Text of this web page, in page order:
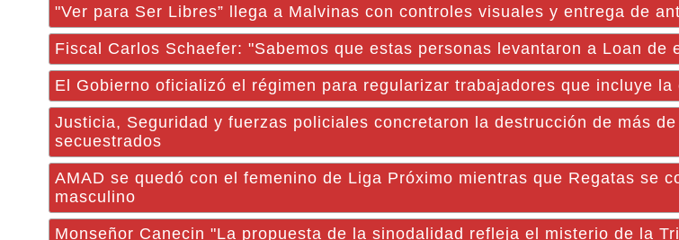
"Ver para Ser Libres” llega a Malvinas con controles visuales y entrega de
Fiscal Carlos Schaefer: "Sabemos que estas personas levantaron a Loan de
El Gobierno oficializó el régimen para regularizar trabajadores que incluye la
Justicia, Seguridad y fuerzas policiales concretaron la destrucción de más
secuestrados
AMAD se quedó con el femenino de Liga Próximo mientras que Regatas se
masculino
Monseñor Canecin "La propuesta de la sinodalidad refleja el misterio de la